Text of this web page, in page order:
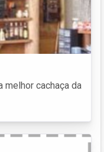
melhor cachaça da